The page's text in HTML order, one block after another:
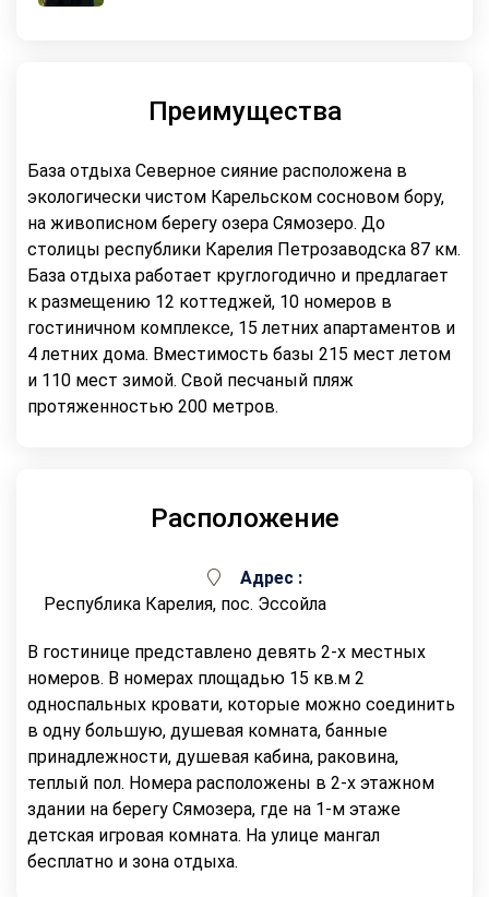
Преимущества
База отдыха Северное сияние расположена в
экологически чистом Карельском сосновом бору,
на живописном берегу озера Сямозеро. До
столицы республики Карелия Петрозаводска 87 км.
База отдыха работает круглогодично и предлагает
к размещению 12 коттеджей, 10 номеров в
гостиничном комплексе, 15 летних апартаментов и
4 летних дома. Вместимость базы 215 мест летом
и 110 мест зимой. Свой песчаный пляж
протяженностью 200 метров.
Расположение
Адрес :
Республика Карелия, пос. Эссойла
В гостинице представлено девять 2-х местных
номеров. В номерах площадью 15 кв.м 2
односпальных кровати, которые можно соединить
в одну большую, душевая комната, банные
принадлежности, душевая кабина, раковина,
теплый пол. Номера расположены в 2-х этажном
здании на берегу Сямозера, где на 1-м этаже
детская игровая комната. На улице мангал
бесплатно и зона отдыха.